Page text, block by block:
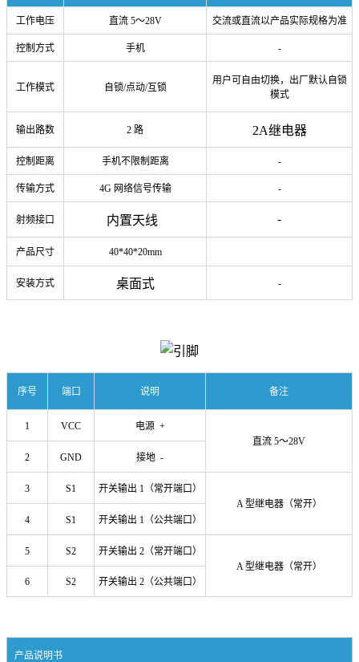
工作电压 直流 5～28V 交流或直流以产品实际规格为准
控制方式 手机 -
工作模式 自锁/点动/互锁
用户可自由切换，出厂默认自锁
模式
输出路数 2 路 2A继电器
控制距离 手机不限制距离 -
传输方式 4G 网络信号传输 -
射频接口 内置天线 -
产品尺寸 40*40*20mm
安装方式 桌面式 -
序号 端口 说明 备注
1 VCC
电源 +
直流 5～28V
2
GND 接地 -
3 S1
开关输出 1（常开端口）
A 型继电器（常开）
4
S1 开关输出 1（公共端口）
5 S2
开关输出 2（常开端口）
A 型继电器（常开）
6
S2 开关输出 2（公共端口）
产品说明书